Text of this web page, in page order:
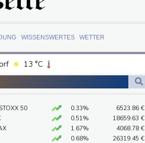
WISSENSWERTES WETTER
13 °C
22 °C
50 0.33% 6523.86 €
0.51% 18659.63 €
1.67% 4068.78 €
0.68% 26319.45 €